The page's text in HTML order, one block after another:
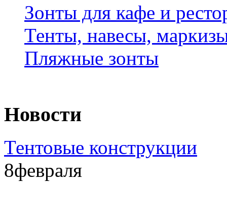
Зонты для кафе и
Тенты, навесы,
Пляжные зонты
Новости
Тентовые конструкции
8февраля